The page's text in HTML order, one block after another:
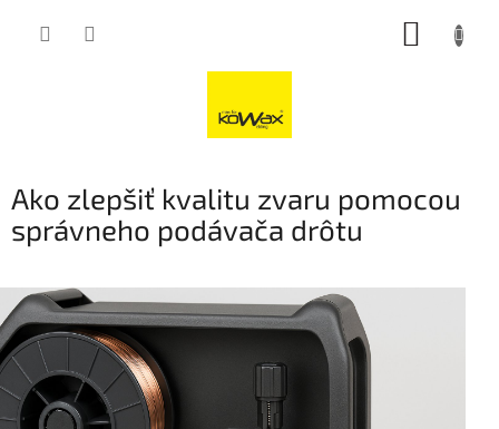
Ako zlepšiť kvalitu zvaru pomocou
správneho podávača drôtu